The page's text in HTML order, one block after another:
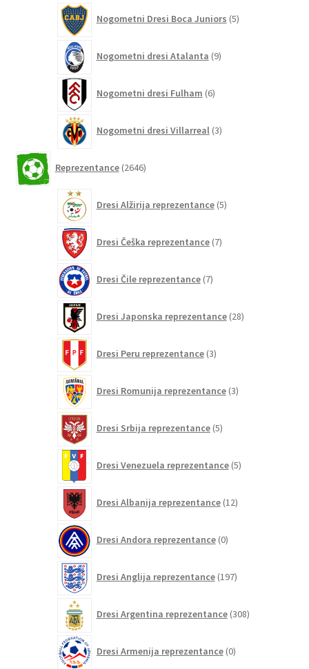
Nogometni Dresi Boca Juniors 5izdelkov
Nogometni dresi Atalanta 9izdelkov
Nogometni dresi Fulham 6izdelkov
Nogometni dresi Villarreal 3izdelki
Reprezentance 2646izdelkov
Dresi Alžirija reprezentance 5izdelkov
Dresi Češka reprezentance 7izdelkov
Dresi Čile reprezentance 7izdelkov
Dresi Japonska reprezentance 28izdelkov
Dresi Peru reprezentance 3izdelki
Dresi Romunija reprezentance 3izdelki
Dresi Srbija reprezentance 5izdelkov
Dresi Venezuela reprezentance 5izdelkov
Dresi Albanija reprezentance 12izdelkov
Dresi Andora reprezentance 0izdelkov
Dresi Anglija reprezentance 197izdelkov
Dresi Argentina reprezentance 308izdelkov
Dresi Armenija reprezentance 0izdelkov